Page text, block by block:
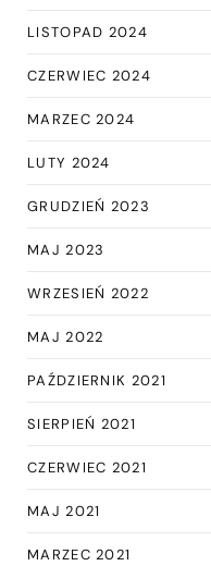
LISTOPAD 2024
CZERWIEC 2024
MARZEC 2024
LUTY 2024
GRUDZIEŃ 2023
MAJ 2023
WRZESIEŃ 2022
MAJ 2022
PAŹDZIERNIK 2021
SIERPIEŃ 2021
CZERWIEC 2021
MAJ 2021
MARZEC 2021